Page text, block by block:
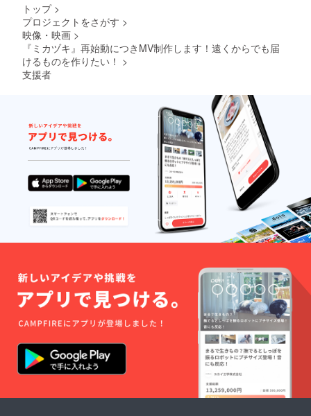
※（電波
の良い
しま
す） ●
お一人
お一
人、個
別に感
謝の
メッ
セージ
動画
（動画
URLを
添付し
たメー
提
供）。
動画内
にてお
名前を
お呼び
しま
す。
※支援
ず備考
欄にご
希望の
トップ >
プロジェクトをさがす >
映像・映画 >
『ミカヅキ』再始動につきMV制作します！遠くからでも届
けるものを作りたい！ >
支援者